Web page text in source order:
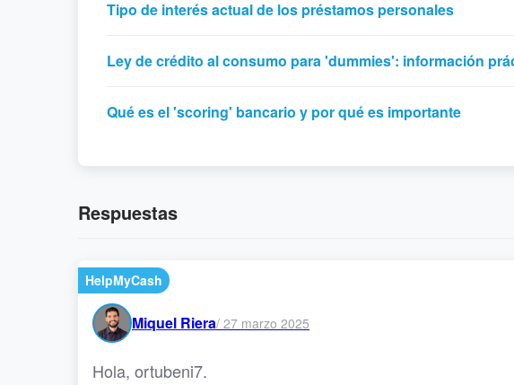
Tipo de interés actual de los préstamos personales
Ley de crédito al consumo para 'dummies': información
Qué es el 'scoring' bancario y por qué es importante
Respuestas
HelpMyCash
Miquel Riera/ 27 marzo 2025
Hola, ortubeni7.